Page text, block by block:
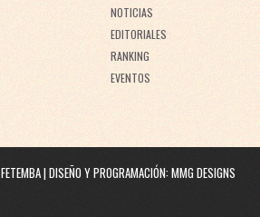
NOTICIAS
EDITORIALES
RANKING
EVENTOS
FETEMBA | DISEÑO Y PROGRAMACIÓN:MMG DESIGNS